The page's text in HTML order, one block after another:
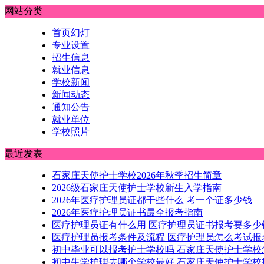
网站分类
首页幻灯
专业设置
招生信息
就业信息
学校新闻
新闻动态
通知公告
就业单位
学校照片
最近发表
石家庄天使护士学校2026年秋季招生简章
2026级石家庄天使护士学校新生入学指南
2026年医疗护理员证都干些什么 考一个证多少钱
2026年医疗护理员证书最全报考指南
医疗护理员证有什么用 医疗护理员证书报考要多少
医疗护理员报考条件及流程 医疗护理员怎么考试报
初中毕业可以报考护士学校吗 石家庄天使护士学校
初中生学护理去哪个学校最好 石家庄天使护士学